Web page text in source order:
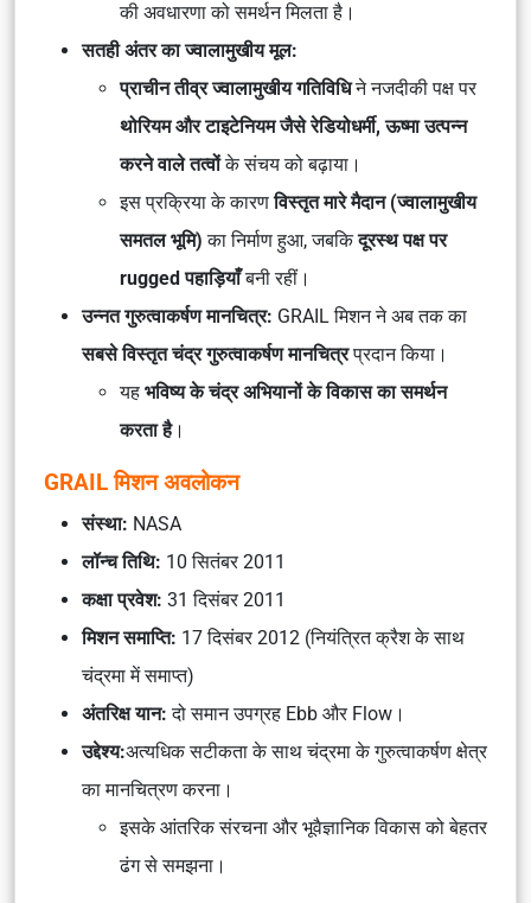
की अवधारणा को समर्थन मिलता है।
सतही अंतर का ज्वालामुखीय मूल:
प्राचीन तीव्र ज्वालामुखीय गतिविधिने नजदीकी पक्ष पर
थोरियम और टाइटेनियम जैसे रेडियोधर्मी, ऊष्मा उत्पन्न
करने वाले तत्वोंके संचय को बढ़ाया।
इस प्रक्रिया के कारणविस्तृत मारे मैदान (ज्वालामुखीय
समतल भूमि) का निर्माण हुआ, जबकिदूरस्थ पक्ष पर
rugged पहाड़ियाँबनी रहीं।
उन्नत गुरुत्वाकर्षण मानचित्र: GRAIL मिशन ने अब तक का
सबसे विस्तृत चंद्र गुरुत्वाकर्षण मानचित्रप्रदान किया।
यह भविष्य के चंद्र अभियानों के विकास का समर्थन
करता है।
GRAIL मिशन अवलोकन
संस्था: NASA
लॉन्च तिथि: 10 सितंबर 2011
कक्षा प्रवेश: 31 दिसंबर 2011
मिशन समाप्ति: 17 दिसंबर 2012 (नियंत्रित क्रैश के साथ
चंद्रमा में समाप्त)
अंतरिक्ष यान: दो समान उपग्रह Ebb और Flow ।
उद्देश्य:अत्यधिक सटीकता के साथ चंद्रमा के गुरुत्वाकर्षण क्षेत्र
का मानचित्रण करना।
इसके आंतरिक संरचना और भूवैज्ञानिक विकास को बेहतर
ढंग से समझना।